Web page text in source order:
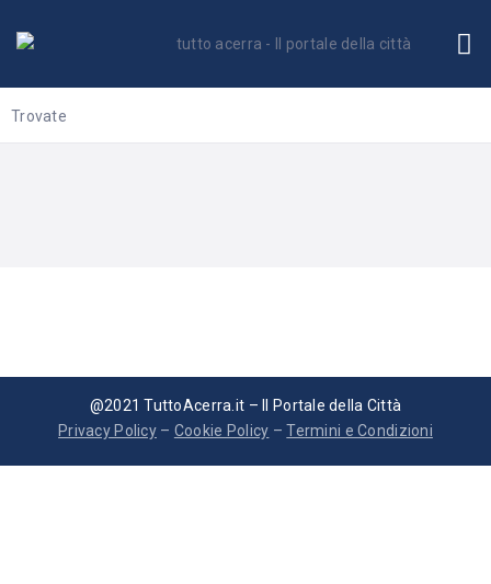
Trovate
@2021 TuttoAcerra.it – Il Portale della Città
Privacy Policy– Cookie Policy –Termini e Condizioni